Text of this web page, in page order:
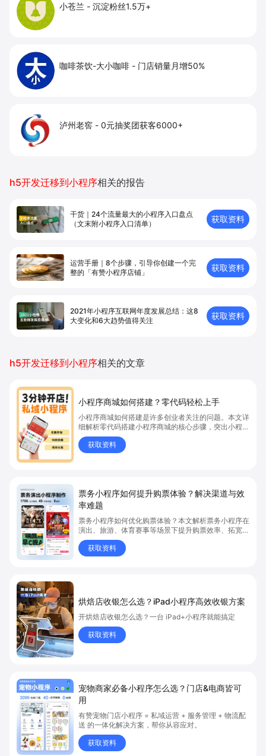
小苍兰 - 沉淀粉丝1.5万+
咖啡茶饮-大小咖啡 - 门店销量月增50%
泸州老窖 - 0元抽奖团获客6000+
h5开发迁移到小程序相关的报告
干货｜24个流量最大的小程序入口盘点
（文末附小程序入口清单）
获取资料
运营手册｜8个步骤，引导你创建⼀个完
整的「有赞⼩程序店铺」
获取资料
2021年小程序互联网年度发展总结：这8
大变化和6大趋势值得关注
获取资料
h5开发迁移到小程序相关的文章
小程序商城如何搭建？零代码轻松上手
小程序商城如何搭建是许多创业者关注的问题。本文详
细解析零代码搭建小程序商城的核心步骤，突出小程序
商城、商城搭建与零代码开店优势，帮助你轻松实现商
品上架、全渠道销售及高效会员运营，快速开启线上卖
货新模式。点击获取详细操作指南！
获取资料
票务小程序如何提升购票体验？解决渠道与效
率难题
票务小程序如何优化购票体验？本文解析票务小程序在
演出、旅游、体育赛事等场景下提升购票效率、拓宽销
售渠道、实现会员精准营销的具体方式。关键词包括
“票务小程序”、“购票体验”、“购票效率”。
获取资料
烘焙店收银怎么选？iPad小程序高效收银方案
开烘焙店收银怎么选？一台 iPad+小程序就能搞定
获取资料
宠物商家必备小程序怎么选？门店&电商皆可
用
有赞宠物门店小程序 = 私域运营 + 服务管理 + 物流配
送 的一体化解决方案，帮你从容应对。
获取资料